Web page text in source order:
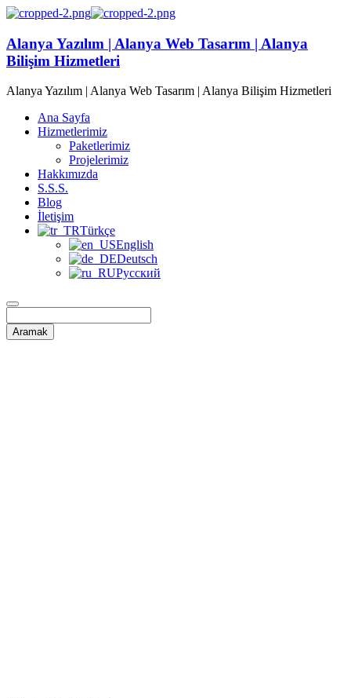
Alanya Yazılım | Alanya Web Tasarım | Alanya
Bilişim Hizmetleri
Alanya Yazılım | Alanya Web Tasarım | Alanya Bilişim Hizmetleri
Ana Sayfa
Hizmetlerimiz
Paketlerimiz
Projelerimiz
Hakkımızda
S.S.S.
Blog
İletişim
Türkçe
English
Deutsch
Русский